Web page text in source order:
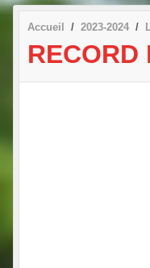
Accueil 2023-2024
RECORD